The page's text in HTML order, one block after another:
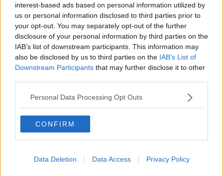
interest-based ads based on personal information utilized by
us or personal information disclosed to third parties prior to
your opt-out. You may separately opt-out of the further
disclosure of your personal information by third parties on the
IAB’s list of downstream participants. This information may
also be disclosed by us to third parties on the IAB’s List of
Downstream Participants that may further disclose it to other
Personal Data Processing Opt Outs
CONFIRM
Data Deletion Data Access Privacy Policy
L'Oscuro
Generazioni
Cristobal
Il paese dei balocchi
Ciò che resta
La balena
Vittorio
La bufera
Il mago, la pera e il Bar la Posta
Primavera
Elogio dell'ombra
Mono logo
Settembre
Fabrizia